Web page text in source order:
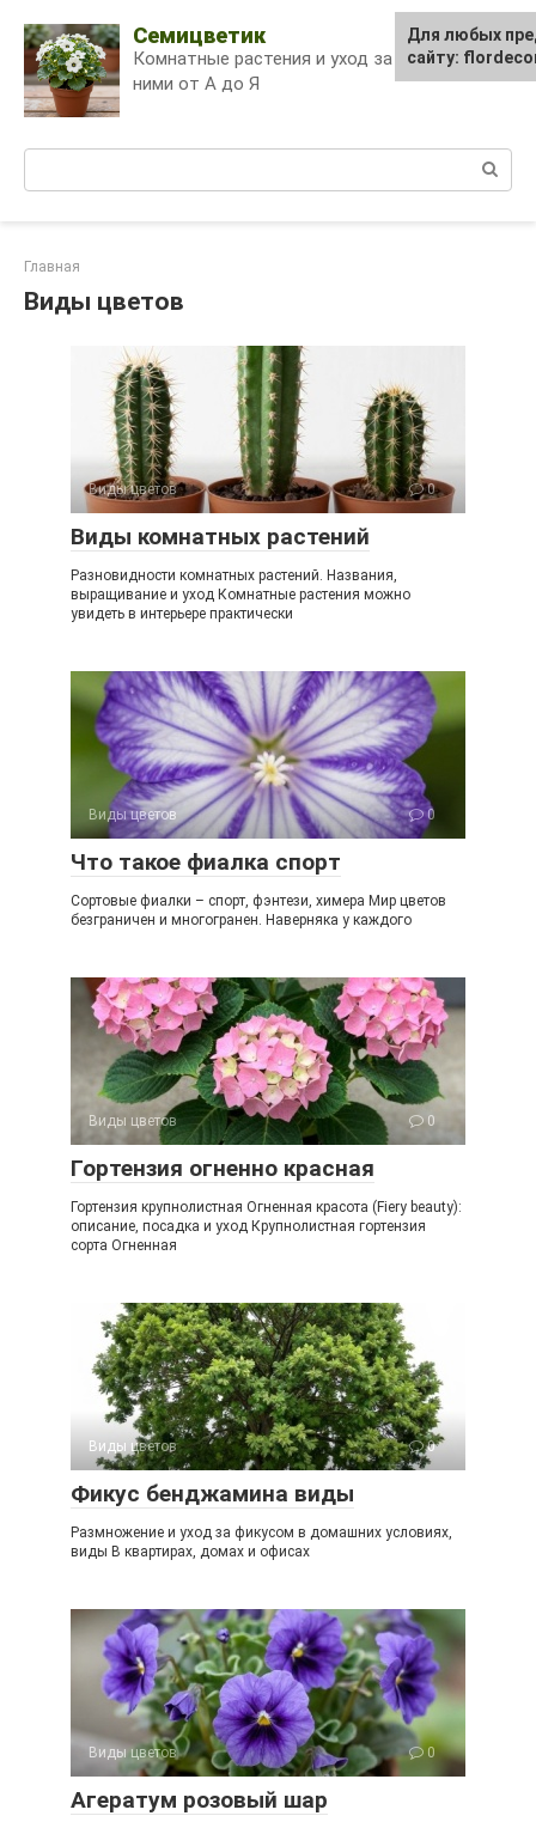
content
Семицветик
Комнатные растения и уход за
ними от А до Я
Главная
Виды цветов
Виды цветов 0
Виды комнатных растений
Разновидности комнатных растений. Названия,
выращивание и уход Комнатные растения можно
увидеть в интерьере практически
Виды цветов 0
Что такое фиалка спорт
Сортовые фиалки – спорт, фэнтези, химера Мир цветов
безграничен и многогранен. Наверняка у каждого
Виды цветов 0
Гортензия огненно красная
Гортензия крупнолистная Огненная красота (Fiery beauty):
описание, посадка и уход Крупнолистная гортензия
сорта Огненная
Виды цветов 0
Фикус бенджамина виды
Размножение и уход за фикусом в домашних условиях,
виды В квартирах, домах и офисах
Виды цветов 0
Агератум розовый шар
Для любых
сайту: